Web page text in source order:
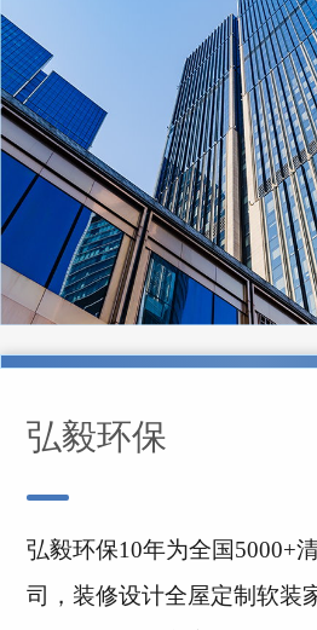
弘毅环保
弘毅环保10年为全国5000+
司，装修设计全屋定制软装